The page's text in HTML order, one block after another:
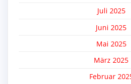
Juli 2025
Juni 2025
Mai 2025
März 2025
Februar